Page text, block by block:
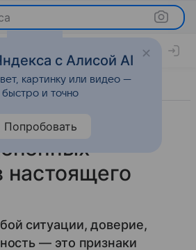
О важном
настоящего
ситуации, доверие,
— это признаки
с Алисой AI
картинку или видео —
быстро и точно
Попробовать